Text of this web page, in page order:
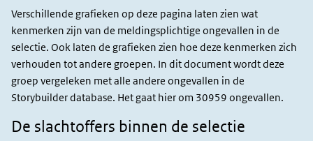
Verschillende grafieken op deze pagina laten zien wat
kenmerken zijn van de meldingsplichtige ongevallen in de
selectie. Ook laten de grafieken zien hoe deze kenmerken zich
verhouden tot andere groepen. In dit document wordt deze
groep vergeleken met alle andere ongevallen in de
Storybuilder database. Het gaat hier om 30959 ongevallen.
De slachtoffers binnen de selectie